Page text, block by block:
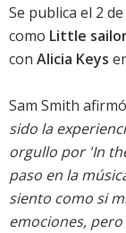
Se publica el 2
como Little
con Alicia Keys
Sam Smith
sido la
orgullo por 'In
paso en la
siento como si
emociones,